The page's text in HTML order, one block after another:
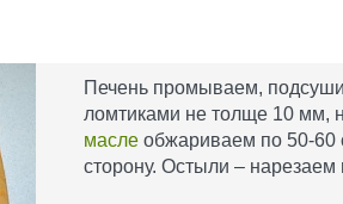
Печень промываем,
ломтиками не толще 10 мм,
масле обжариваем по 50-60
сторону. Остыли – нарезаем